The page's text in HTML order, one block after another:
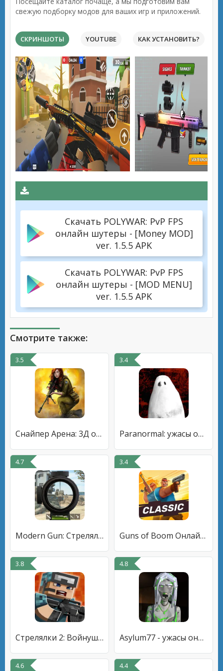
свежую подборку модов для ваших игр и приложений.
СКРИНШОТЫ YOUTUBE КАК УСТАНОВИТЬ?
Скачать POLYWAR: PvP FPS
онлайн шутеры - [Money MOD]
ver. 1.5.5 APK
Скачать POLYWAR: PvP FPS
онлайн шутеры - [MOD MENU]
ver. 1.5.5 APK
Смотрите также:
3.5
Снайпер Арена: 3Д онлайн шутер
3.4
Paranormal: ужасы онлайн
4.7
Modern Gun: Стрелялки Шутеры
3.4
Guns of Boom Онлайн ПвП
3.8
Стрелялки 2: Войнушки онлайн
4.8
Asylum77 - ужасы онлайн
4.6 4.4